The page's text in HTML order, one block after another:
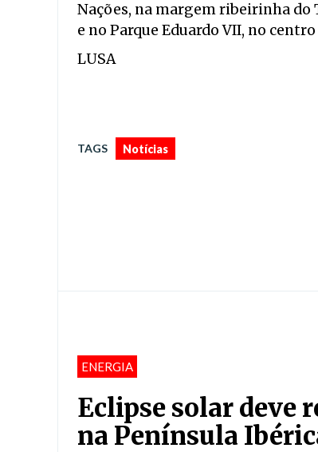
Nações, na margem ribeirinha do
e no Parque Eduardo VII, no
LUSA
TAGS Notícias
ENERGIA
Eclipse solar deve
na Península